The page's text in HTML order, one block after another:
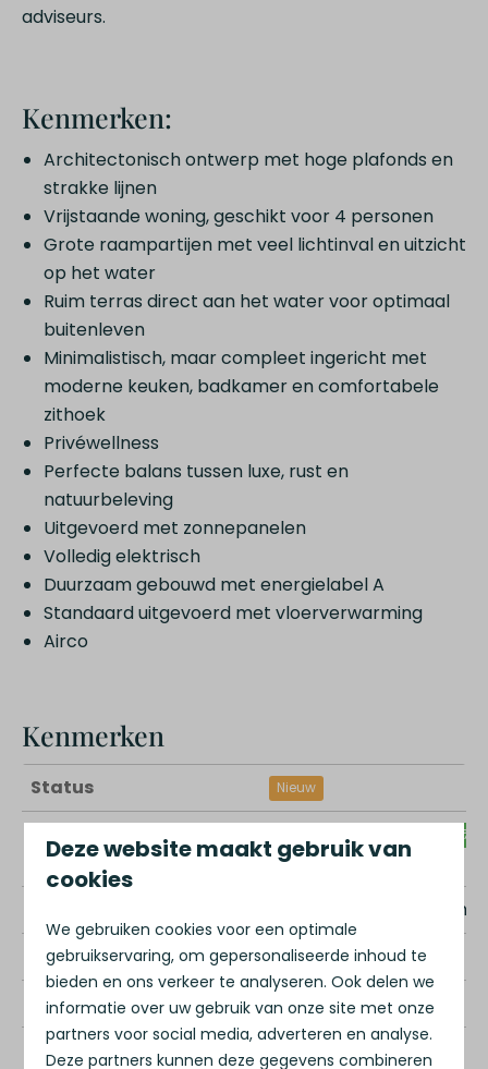
adviseurs.
Kenmerken:
Architectonisch ontwerp met hoge plafonds en
strakke lijnen
Vrijstaande woning, geschikt voor 4 personen
Grote raampartijen met veel lichtinval en uitzicht
op het water
Ruim terras direct aan het water voor optimaal
buitenleven
Minimalistisch, maar compleet ingericht met
moderne keuken, badkamer en comfortabele
zithoek
Privéwellness
Perfecte balans tussen luxe, rust en
natuurbeleving
Uitgevoerd met zonnepanelen
Volledig elektrisch
Duurzaam gebouwd met energielabel A
Standaard uitgevoerd met vloerverwarming
Airco
Kenmerken
Status Nieuw
Investeringsrendement
label
Vast Netto rendement van 6%
WaterParQ Witte Vennen
Aantal kamers
3
Aantal slaapkamers
2
Aantal badkamers
Deze website maakt gebruik van
cookies
We gebruiken cookies voor een optimale
gebruikservaring, om gepersonaliseerde inhoud te
bieden en ons verkeer te analyseren. Ook delen we
informatie over uw gebruik van onze site met onze
partners voor social media, adverteren en analyse.
Deze partners kunnen deze gegevens combineren